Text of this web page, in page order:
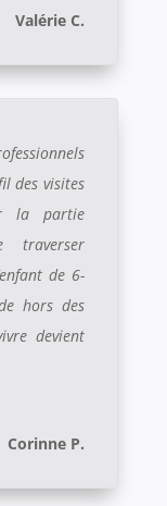
Valérie C.
des visites
la partie
traverser
de 6-
hors des
devient
Corinne P.